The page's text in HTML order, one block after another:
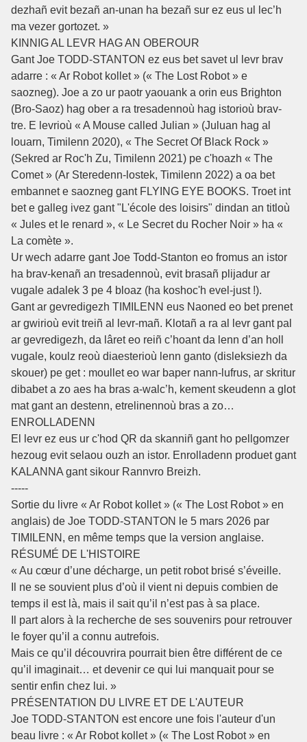
dezhañ evit bezañ an-unan ha bezañ sur ez eus ul lec’h
ma vezer gortozet. »
KINNIG AL LEVR HAG AN OBEROUR
Gant Joe TODD-STANTON ez eus bet savet ul levr brav
adarre : « Ar Robot kollet » (« The Lost Robot » e
saozneg). Joe a zo ur paotr yaouank a orin eus Brighton
(Bro-Saoz) hag ober a ra tresadennoù hag istorioù brav-
tre. E levrioù « A Mouse called Julian » (Juluan hag al
louarn, Timilenn 2020), « The Secret Of Black Rock »
(Sekred ar Roc'h Zu, Timilenn 2021) pe c'hoazh « The
Comet » (Ar Steredenn-lostek, Timilenn 2022) a oa bet
embannet e saozneg gant FLYING EYE BOOKS. Troet int
bet e galleg ivez gant "L'école des loisirs" dindan an titloù
« Jules et le renard », « Le Secret du Rocher Noir » ha «
La comète ».
Ur wech adarre gant Joe Todd-Stanton eo fromus an istor
ha brav-kenañ an tresadennoù, evit brasañ plijadur ar
vugale adalek 3 pe 4 bloaz (ha koshoc'h evel-just !).
Gant ar gevredigezh TIMILENN eus Naoned eo bet prenet
ar gwirioù evit treiñ al levr-mañ. Klotañ a ra al levr gant pal
ar gevredigezh, da lâret eo reiñ c’hoant da lenn d’an holl
vugale, koulz reoù diaesterioù lenn ganto (disleksiezh da
skouer) pe get : moullet eo war baper nann-lufrus, ar skritur
dibabet a zo aes ha bras a-walc’h, kement skeudenn a glot
mat gant an destenn, etrelinennoù bras a zo…
ENROLLADENN
El levr ez eus ur c'hod QR da skanniñ gant ho pellgomzer
hezoug evit selaou ouzh an istor. Enrolladenn produet gant
KALANNA gant sikour Rannvro Breizh.
-----
Sortie du livre « Ar Robot kollet » (« The Lost Robot » en
anglais) de Joe TODD-STANTON le 5 mars 2026 par
TIMILENN, en même temps que la version anglaise.
RÉSUMÉ DE L'HISTOIRE
« Au cœur d’une décharge, un petit robot brisé s’éveille.
Il ne se souvient plus d’où il vient ni depuis combien de
temps il est là, mais il sait qu’il n’est pas à sa place.
Il part alors à la recherche de ses souvenirs pour retrouver
le foyer qu’il a connu autrefois.
Mais ce qu’il découvrira pourrait bien être différent de ce
qu’il imaginait… et devenir ce qui lui manquait pour se
sentir enfin chez lui. »
PRÉSENTATION DU LIVRE ET DE L'AUTEUR
Joe TODD-STANTON est encore une fois l'auteur d'un
beau livre : « Ar Robot kollet » (« The Lost Robot » en